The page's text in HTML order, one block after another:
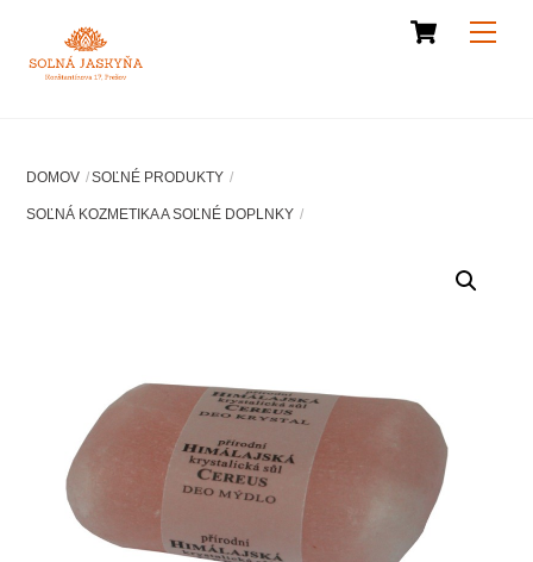
content
Cart
DOMOV SOĽNÉ PRODUKTY
SOĽNÁ KOZMETIKA A SOĽNÉ DOPLNKY